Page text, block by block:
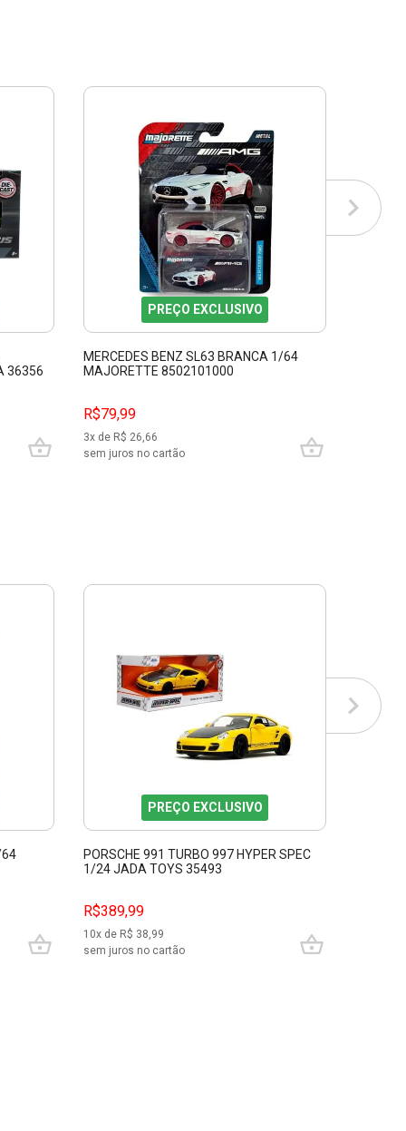
36356
PREÇO EXCLUSIVO
MERCEDES BENZ SL63 BRANCA 1/64
MAJORETTE 8502101000
R$79,99
3x de R$ 26,66
sem juros no cartão
64
PREÇO EXCLUSIVO
PORSCHE 991 TURBO 997 HYPER SPEC
1/24 JADA TOYS 35493
R$389,99
10x de R$ 38,99
sem juros no cartão